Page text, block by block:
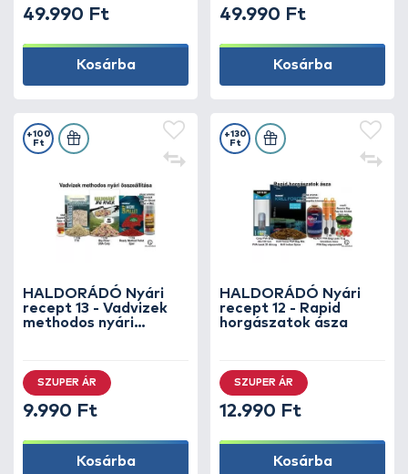
49.990 Ft
Kosárba
49.990 Ft
Kosárba
HALDORÁDÓ Nyári
recept 13 - Vadvizek
methodos nyári
+100
Ft
SZUPER ÁR
9.990 Ft
Kosárba
HALDORÁDÓ Nyári
recept 12 - Rapid
horgászatok ásza
+130
Ft
SZUPER ÁR
12.990 Ft
Kosárba